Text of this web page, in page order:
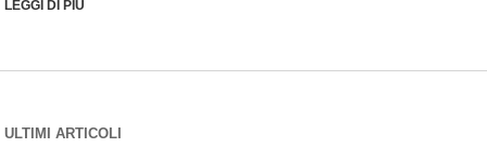
LEGGI DI PIÙ
ULTIMI ARTICOLI